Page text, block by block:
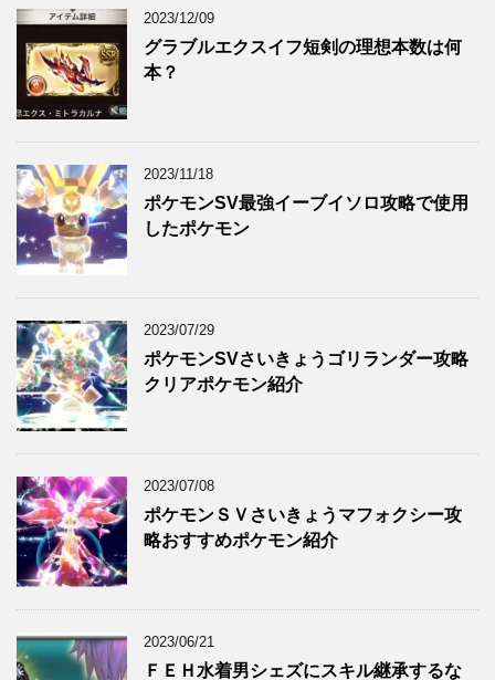
2023/12/09
グラブルエクスイフ短剣の理想本数は何
本？
2023/11/18
ポケモンSV最強イーブイソロ攻略で使用
したポケモン
2023/07/29
ポケモンSVさいきょうゴリランダー攻略
クリアポケモン紹介
2023/07/08
ポケモンＳＶさいきょうマフォクシー攻
略おすすめポケモン紹介
2023/06/21
ＦＥＨ水着男シェズにスキル継承するな